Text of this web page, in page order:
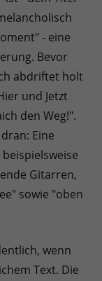
- eine
Bevor
abdriftet holt
und Jetzt
den Weg!".
Eine
Gitarren,
sowie "oben
wenn
Text. Die